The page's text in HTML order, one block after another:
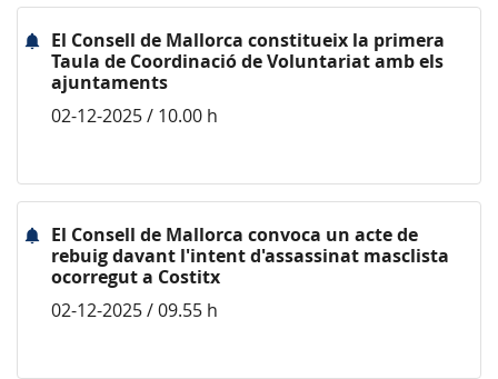
El Consell de Mallorca constitueix la primera
Taula de Coordinació de Voluntariat amb els
ajuntaments
02-12-2025 / 10.00 h
El Consell de Mallorca convoca un acte de
rebuig davant l'intent d'assassinat masclista
ocorregut a Costitx
02-12-2025 / 09.55 h